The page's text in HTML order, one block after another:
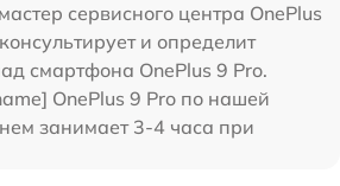
сервисного центра OnePlus
и определит
смартфона OnePlus 9 Pro.
OnePlus 9 Pro по нашей
занимает 3-4 часа при